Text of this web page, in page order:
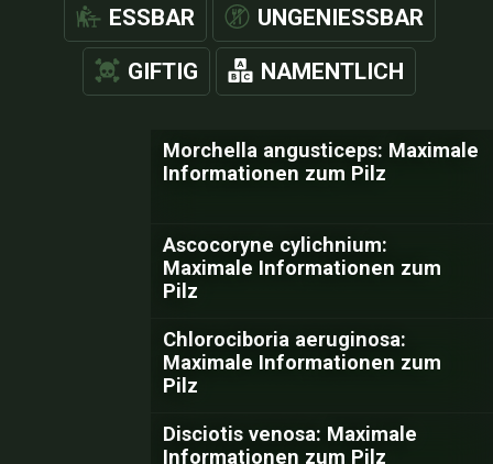
ESSBAR UNGENIESSBAR
GIFTIG NAMENTLICH
Morchella angusticeps: Maximale
Informationen zum Pilz
Ascocoryne cylichnium:
Maximale Informationen zum
Pilz
Chlorociboria aeruginosa:
Maximale Informationen zum
Pilz
Disciotis venosa: Maximale
Informationen zum Pilz